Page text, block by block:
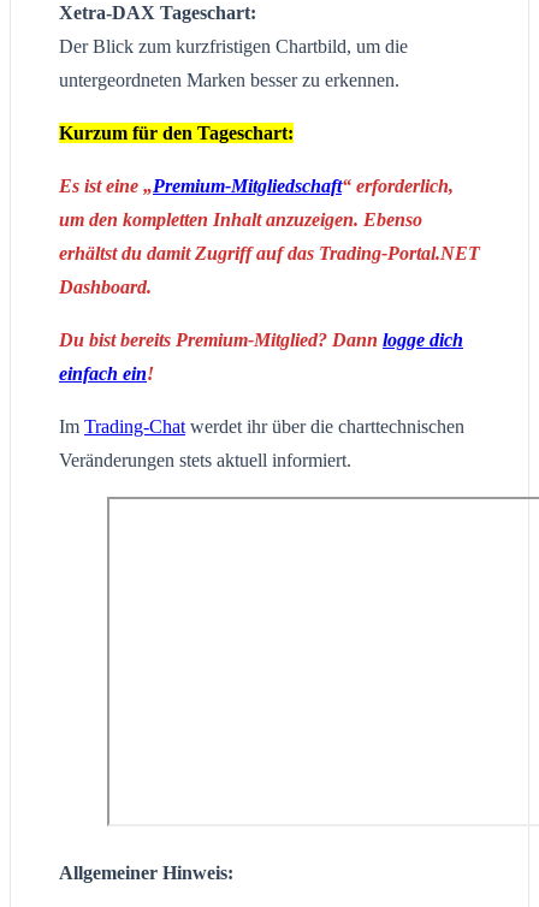
Xetra-DAX Tageschart:
Der Blick zum kurzfristigen Chartbild, um die
untergeordneten Marken besser zu erkennen.
Kurzum für den Tageschart:
Es ist eine „Premium-Mitgliedschaft“ erforderlich,
um den kompletten Inhalt anzuzeigen. Ebenso
erhältst du damit Zugriff auf das Trading-Portal.NET
Dashboard.
Du bist bereits Premium-Mitglied? Dann logge dich
einfach ein!
Im Trading-Chat werdet ihr über die charttechnischen
Veränderungen stets aktuell informiert.
Allgemeiner Hinweis: